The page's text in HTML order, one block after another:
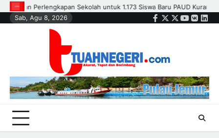
Skip
to
Baru PAUD Kurang Mampu
Polsek Kandis dan Petani
Sab, Agu 8, 2026
Facebook
Twitter
Instagram
Youtube
VK